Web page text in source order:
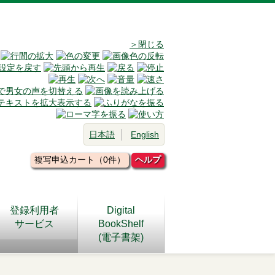
＞閉じる
日本語 English
複写申込カート（0件） ヘルプ
登録利用者
サービス
Digital
BookShelf
(電子書架)